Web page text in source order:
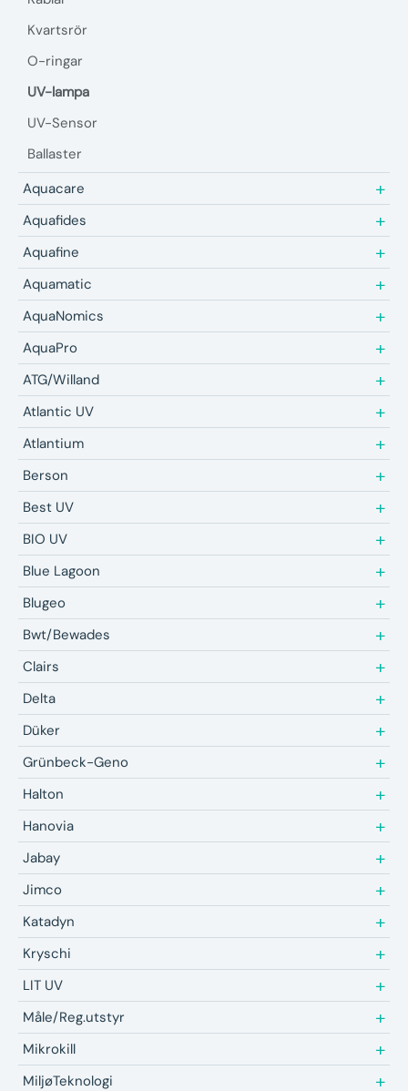
Aquacare
Aquafides
Aquafine
Aquamatic
AquaNomics
AquaPro
ATG/Willand
Atlantic UV
Atlantium
Berson
Best UV
BIO UV
Blue Lagoon
Blugeo
Bwt/Bewades
Clairs
Delta
Düker
Grünbeck-Geno
Halton
Hanovia
Jabay
Jimco
Katadyn
Kryschi
LIT UV
Måle/Reg.utstyr
Mikrokill
MiljøTeknologi
Kvartsrör
O-ringar
UV-lampa
UV-Sensor
Ballaster